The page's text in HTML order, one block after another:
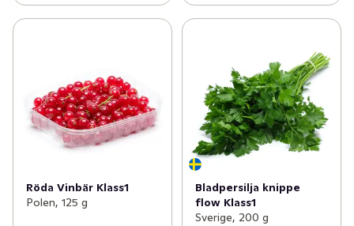
Röda Vinbär Klass1
Polen, 125 g
Bladpersilja knippe
flow Klass1
Sverige, 200 g